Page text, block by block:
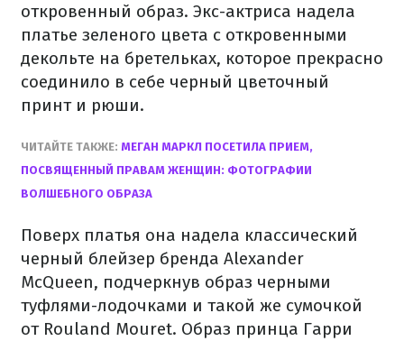
откровенный образ. Экс-актриса надела
платье зеленого цвета с откровенными
декольте на бретельках, которое прекрасно
соединило в себе черный цветочный
принт и рюши.
ЧИТАЙТЕ ТАКЖЕ: МЕГАН МАРКЛ ПОСЕТИЛА ПРИЕМ,
ПОСВЯЩЕННЫЙ ПРАВАМ ЖЕНЩИН: ФОТОГРАФИИ
ВОЛШЕБНОГО ОБРАЗА
Поверх платья она надела классический
черный блейзер бренда Alexander
McQueen, подчеркнув образ черными
туфлями-лодочками и такой же сумочкой
от Rouland Mouret. Образ принца Гарри